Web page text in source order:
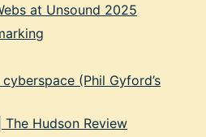
at Unsound 2025
(Phil Gyford’s
Hudson Review